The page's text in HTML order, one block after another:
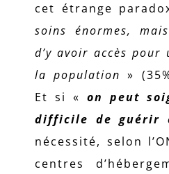
cet étrange
soins énormes,
d’y avoir accès
la population »
Et si « on peut
difficile de guérir
nécessité, selon
centres